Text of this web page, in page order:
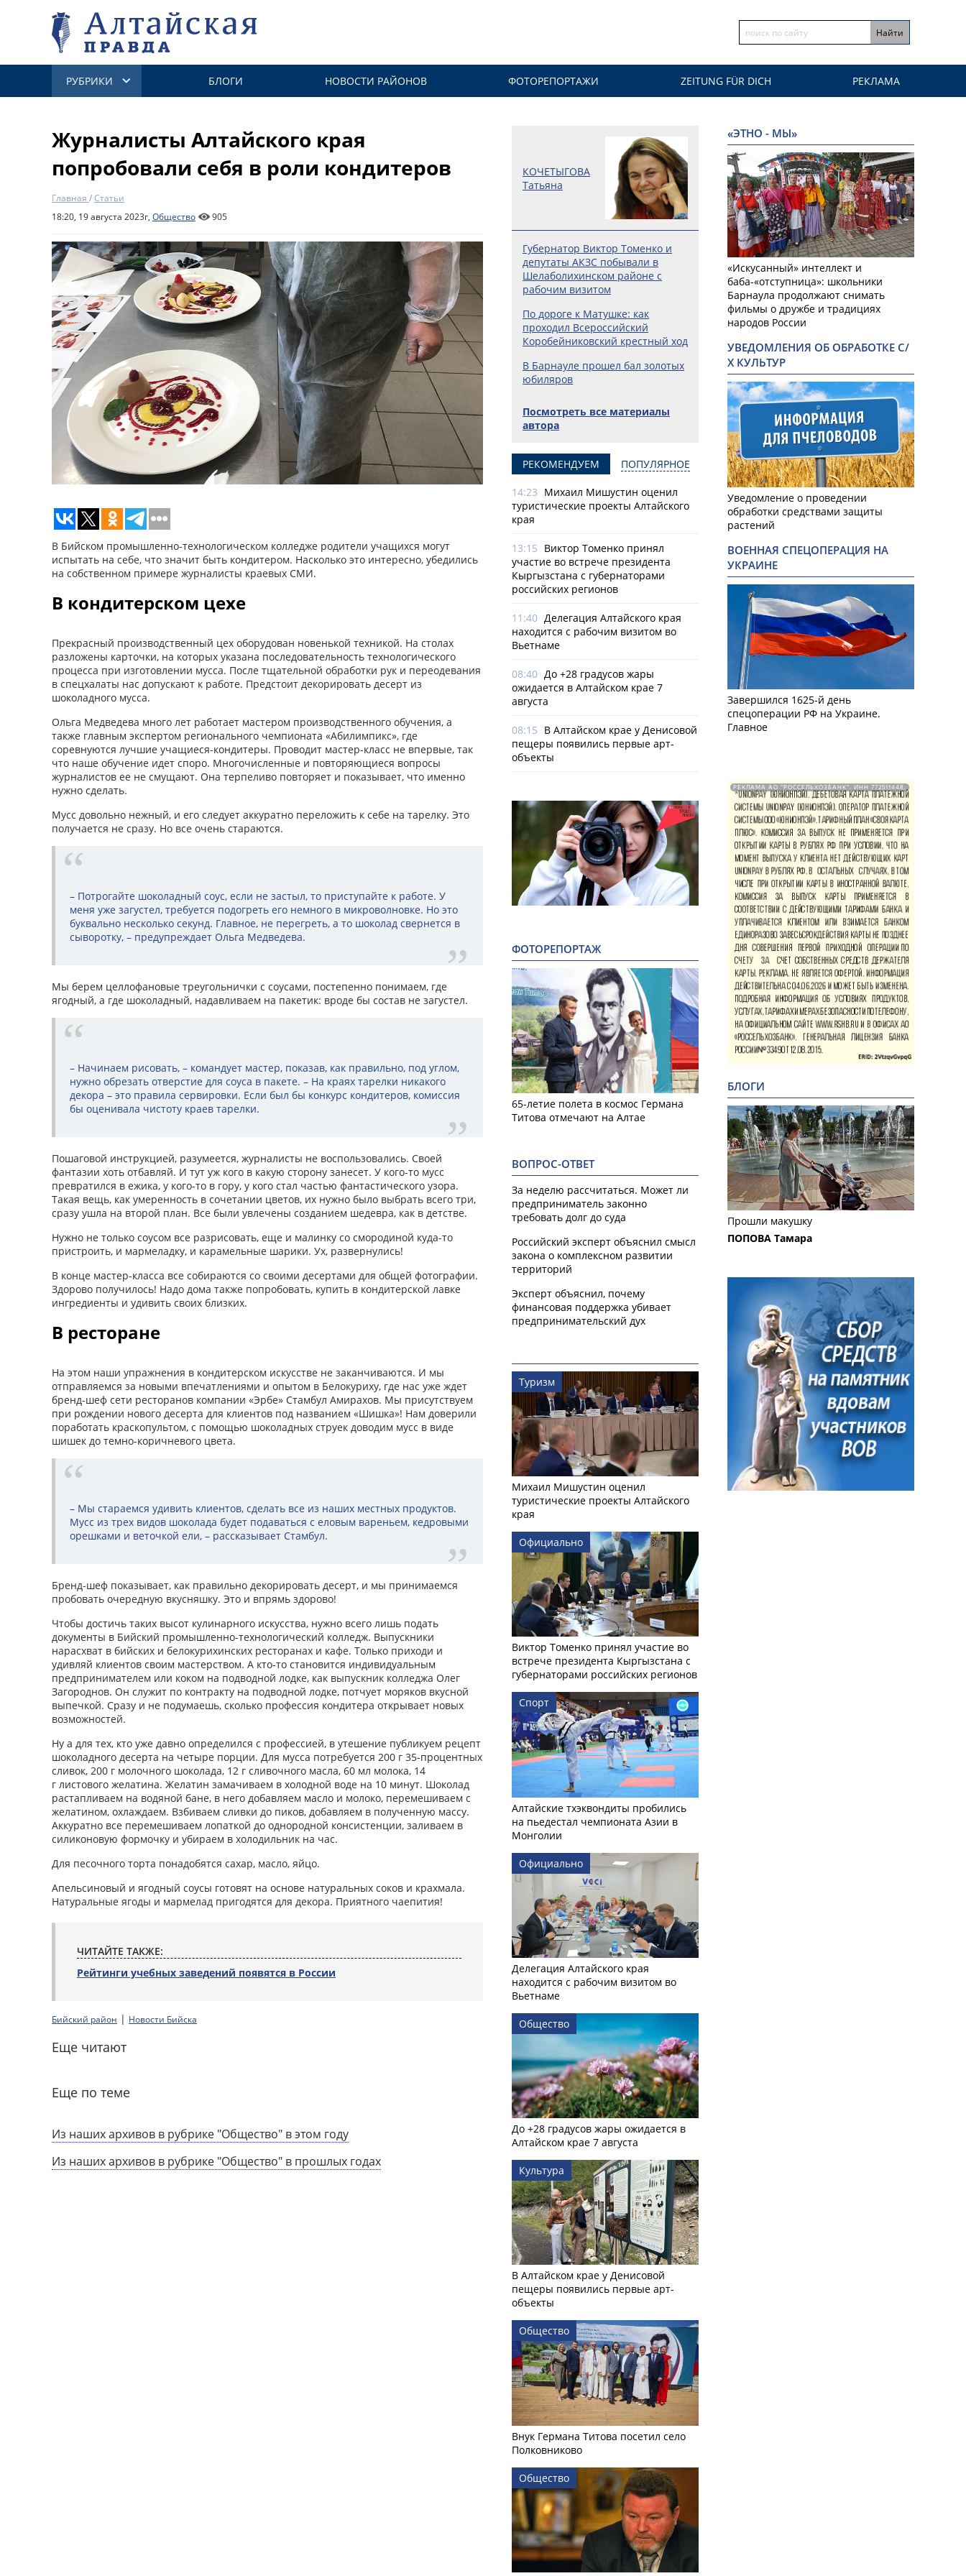
РУБРИКИ БЛОГИ НОВОСТИ РАЙОНОВ ФОТОРЕПОРТАЖИ ZEITUNG FÜR DICH РЕКЛАМА
Журналисты Алтайского края
попробовали себя в роли кондитеров
Главная /Статьи
18:20, 19 августа 2023г, Общество 905
В Бийском промышленно-технологическом колледже родители учащихся могут
испытать на себе, что значит быть кондитером. Насколько это интересно, убедились
на собственном примере журналисты краевых СМИ.
В кондитерском цехе
Прекрасный производственный цех оборудован новенькой техникой. На столах
разложены карточки, на которых указана последовательность технологического
процесса при изготовлении мусса. После тщательной обработки рук и переодевания
в спецхалаты нас допускают к работе. Предстоит декорировать десерт из
шоколадного мусса.
Ольга Медведева много лет работает мастером производственного обучения, а
также главным экспертом регионального чемпионата «Абилимпикс», где
соревнуются лучшие учащиеся-кондитеры. Проводит мастер-класс не впервые, так
что наше обучение идет споро. Многочисленные и повторяющиеся вопросы
журналистов ее не смущают. Она терпеливо повторяет и показывает, что именно
нужно сделать.
Мусс довольно нежный, и его следует аккуратно переложить к себе на тарелку. Это
получается не сразу. Но все очень стараются.
– Потрогайте шоколадный соус, если не застыл, то приступайте к работе. У
меня уже загустел, требуется подогреть его немного в микроволновке. Но это
буквально несколько секунд. Главное, не перегреть, а то шоколад свернется в
сыворотку, – предупреждает Ольга Медведева.
Мы берем целлофановые треугольнички с соусами, постепенно понимаем, где
ягодный, а где шоколадный, надавливаем на пакетик: вроде бы состав не загустел.
– Начинаем рисовать, – командует мастер, показав, как правильно, под углом,
нужно обрезать отверстие для соуса в пакете. – На краях тарелки никакого
декора – это правила сервировки. Если был бы конкурс кондитеров, комиссия
бы оценивала чистоту краев тарелки.
Пошаговой инструкцией, разумеется, журналисты не воспользовались. Своей
фантазии хоть отбавляй. И тут уж кого в какую сторону занесет. У кого-то мусс
превратился в ежика, у кого-то в гору, у кого стал частью фантастического узора.
Такая вещь, как умеренность в сочетании цветов, их нужно было выбрать всего три,
сразу ушла на второй план. Все были увлечены созданием шедевра, как в детстве.
Нужно не только соусом все разрисовать, еще и малинку со смородиной куда-то
пристроить, и мармеладку, и карамельные шарики. Ух, развернулись!
В конце мастер-класса все собираются со своими десертами для общей фотографии.
Здорово получилось! Надо дома также попробовать, купить в кондитерской лавке
ингредиенты и удивить своих близких.
В ресторане
На этом наши упражнения в кондитерском искусстве не заканчиваются. И мы
отправляемся за новыми впечатлениями и опытом в Белокуриху, где нас уже ждет
бренд-шеф сети ресторанов компании «Эрбе» Стамбул Амирахов. Мы присутствуем
при рождении нового десерта для клиентов под названием «Шишка»! Нам доверили
поработать краскопультом, с помощью шоколадных струек доводим мусс в виде
шишек до темно-коричневого цвета.
– Мы стараемся удивить клиентов, сделать все из наших местных продуктов.
Мусс из трех видов шоколада будет подаваться с еловым вареньем, кедровыми
орешками и веточкой ели, – рассказывает Стамбул.
Бренд-шеф показывает, как правильно декорировать десерт, и мы принимаемся
пробовать очередную вкусняшку. Это и впрямь здорово!
Чтобы достичь таких высот кулинарного искусства, нужно всего лишь подать
документы в Бийский промышленно-технологический колледж. Выпускники
нарасхват в бийских и белокурихинских ресторанах и кафе. Только приходи и
удивляй клиентов своим мастерством. А кто-то становится индивидуальным
предпринимателем или коком на подводной лодке, как выпускник колледжа Олег
Загороднов. Он служит по контракту на подводной лодке, потчует моряков вкусной
выпечкой. Сразу и не подумаешь, сколько профессия кондитера открывает новых
возможностей.
Ну а для тех, кто уже давно определился с профессией, в утешение публикуем рецепт
шоколадного десерта на четыре порции. Для мусса потребуется 200 г 35-процентных
сливок, 200 г молочного шоколада, 12 г сливочного масла, 60 мл молока, 14
г листового желатина. Желатин замачиваем в холодной воде на 10 минут. Шоколад
растапливаем на водяной бане, в него добавляем масло и молоко, перемешиваем с
желатином, охлаждаем. Взбиваем сливки до пиков, добавляем в полученную массу.
Аккуратно все перемешиваем лопаткой до однородной консистенции, заливаем в
силиконовую формочку и убираем в холодильник на час.
Для песочного торта понадобятся сахар, масло, яйцо.
Апельсиновый и ягодный соусы готовят на основе натуральных соков и крахмала.
Натуральные ягоды и мармелад пригодятся для декора. Приятного чаепития!
ЧИТАЙТЕ ТАКЖЕ:
Рейтинги учебных заведений появятся в России
Бийский район | Новости Бийска
Еще читают
Еще по теме
Из наших архивов в рубрике "Общество" в этом году
Из наших архивов в рубрике "Общество" в прошлых годах
КОЧЕТЫГОВА
Татьяна
Губернатор Виктор Томенко и
депутаты АКЗС побывали в
Шелаболихинском районе с
рабочим визитом
По дороге к Матушке: как
проходил Всероссийский
Коробейниковский крестный ход
В Барнауле прошел бал золотых
юбиляров
Посмотреть все материалы
автора
РЕКОМЕНДУЕМ ПОПУЛЯРНОЕ
14:23 Михаил Мишустин оценил
туристические проекты Алтайского
края
13:15 Виктор Томенко принял
участие во встрече президента
Кыргызстана с губернаторами
российских регионов
11:40 Делегация Алтайского края
находится с рабочим визитом во
Вьетнаме
08:40 До +28 градусов жары
ожидается в Алтайском крае 7
августа
08:15 В Алтайском крае у Денисовой
пещеры появились первые арт-
объекты
ФОТОРЕПОРТАЖ
65-летие полета в космос Германа
Титова отмечают на Алтае
ВОПРОС-ОТВЕТ
За неделю рассчитаться. Может ли
предприниматель законно
требовать долг до суда
Российский эксперт объяснил смысл
закона о комплексном развитии
территорий
Эксперт объяснил, почему
финансовая поддержка убивает
предпринимательский дух
Туризм
Михаил Мишустин оценил
туристические проекты Алтайского
края
Официально
Виктор Томенко принял участие во
встрече президента Кыргызстана с
губернаторами российских регионов
Спорт
Алтайские тхэквондиты пробились
на пьедестал чемпионата Азии в
Монголии
Официально
Делегация Алтайского края
находится с рабочим визитом во
Вьетнаме
Общество
До +28 градусов жары ожидается в
Алтайском крае 7 августа
Культура
В Алтайском крае у Денисовой
пещеры появились первые арт-
объекты
Общество
Внук Германа Титова посетил село
Полковниково
Общество
«ЭТНО - МЫ»
«Искусанный» интеллект и
баба-«отступница»: школьники
Барнаула продолжают снимать
фильмы о дружбе и традициях
народов России
УВЕДОМЛЕНИЯ ОБ ОБРАБОТКЕ С/
Х КУЛЬТУР
Уведомление о проведении
обработки средствами защиты
растений
ВОЕННАЯ СПЕЦОПЕРАЦИЯ НА
УКРАИНЕ
Завершился 1625-й день
спецоперации РФ на Украине.
Главное
РЕКЛАМА АО "РОССЕЛЬХОЗБАНК". ИНН 772511448.
БЛОГИ
Прошли макушку
ПОПОВА Тамара